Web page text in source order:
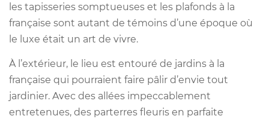
les tapisseries somptueuses et les plafonds à la
française sont autant de témoins d’une époque où
le luxe était un art de vivre.
À l’extérieur, le lieu est entouré de jardins à la
française qui pourraient faire pâlir d’envie tout
jardinier. Avec des allées impeccablement
entretenues, des parterres fleuris en parfaite